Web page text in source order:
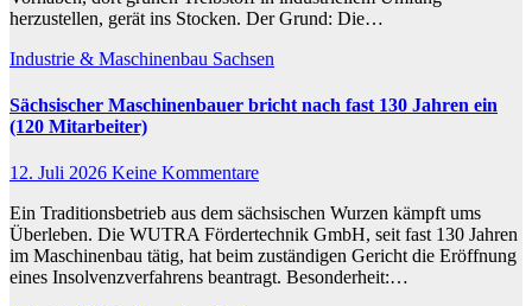
herzustellen, gerät ins Stocken. Der Grund: Die…
Industrie & Maschinenbau Sachsen
Sächsischer Maschinenbauer bricht nach fast 130 Jahren ein
(120 Mitarbeiter)
12. Juli 2026 Keine Kommentare
Ein Traditionsbetrieb aus dem sächsischen Wurzen kämpft ums
Überleben. Die WUTRA Fördertechnik GmbH, seit fast 130 Jahren
im Maschinenbau tätig, hat beim zuständigen Gericht die Eröffnung
eines Insolvenzverfahrens beantragt. Besonderheit:…